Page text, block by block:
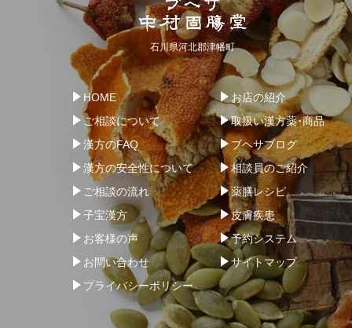
石川県河北郡津幡町
HOME
お店の紹介
ご相談について
取扱い漢方薬･商品
漢方のFAQ
ブヘサブログ
漢方の安全性について
相談員のご紹介
ご相談の流れ
薬膳レシピ
子宝漢方
皮膚疾患
お客様の声
予約システム
お問い合わせ
サイトマップ
プライバシーポリシー